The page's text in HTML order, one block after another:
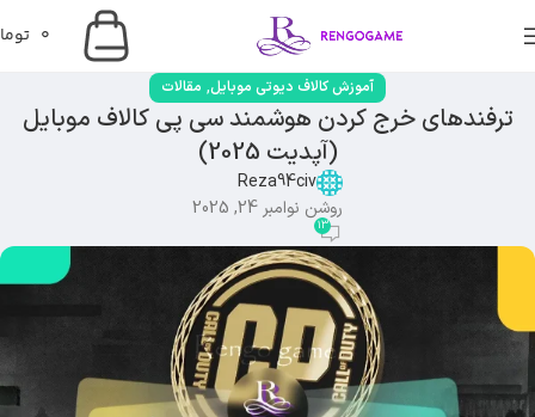
0
آموزش کالاف دیوتی موبایل, مقالات
ترفندهای خرج کردن هوشمند سی پی کالاف موبایل
(آپدیت 2025)
Reza94civ
روشن نوامبر 24, 2025
13